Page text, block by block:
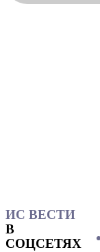
ИС ВЕСТИ
В
СОЦСЕТЯХ